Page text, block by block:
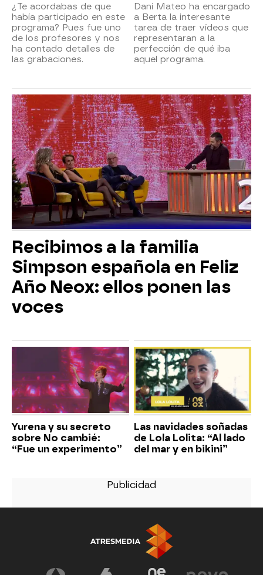
¿Te acordabas de que
había participado en este
programa? Pues fue uno
de los profesores y nos
ha contado detalles de
las grabaciones.
Dani Mateo ha encargado
a Berta la interesante
tarea de traer vídeos que
representaran a la
perfección de qué iba
aquel programa.
Recibimos a la familia
Simpson española en Feliz
Año Neox: ellos ponen las
voces
Yurena y su secreto
sobre No cambié:
“Fue un experimento”
Las navidades soñadas
de Lola Lolita: “Al lado
del mar y en bikini”